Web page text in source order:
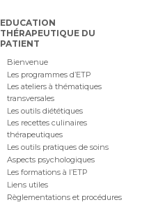
EDUCATION
THÉRAPEUTIQUE DU
PATIENT
Bienvenue
Les programmes d’ETP
Les ateliers à thématiques
transversales
Les outils diététiques
Les recettes culinaires
thérapeutiques
Les outils pratiques de soins
Aspects psychologiques
Les formations à l’ETP
Liens utiles
Règlementations et procédures